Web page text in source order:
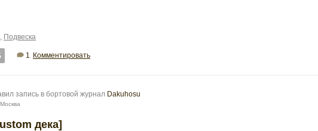
, Подвеска
1 Комментировать
запись в бортовой журнал Dakuhosu
дека]